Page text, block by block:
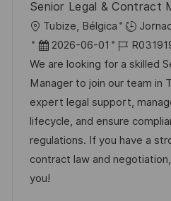
b
l
i
c
a
c
i
ó
n
e
o
a
Senior Legal & Contract
U
b
i
c
a
c
i
ó
n
Tubize, Bélgica
F
e
c
h
a
d
e
p
2026-06-01
I
D
d
e
e
m
p
We are looking for a skilled
Manager to join our team in
expert legal support,
lifecycle, and ensure
regulations. If you have a
contract law and
you!